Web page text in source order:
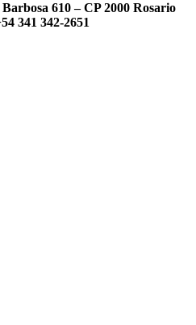
610 – CP 2000 Rosario
341 342-2651